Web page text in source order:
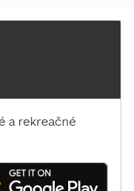
a rekreačné